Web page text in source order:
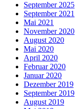
September 2025
September 2021
Mai 2021
November 2020
August 2020
Mai 2020
April 2020
Februar 2020
Januar 2020
Dezember 2019
September 2019
August 2019